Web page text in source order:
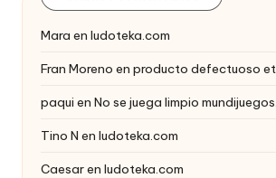
Mara en ludoteka.com
Fran Moreno en producto defectuoso
paqui en No se juega limpio
Tino N en ludoteka.com
Caesaren ludoteka.com